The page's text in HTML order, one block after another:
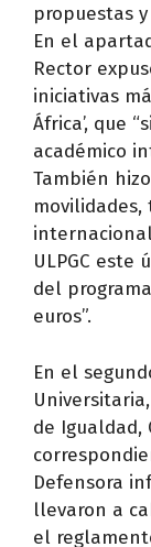
propuestas
En el
Rector
iniciativas
África’, que
académico
También
ULPGC este
del
euros”.
En el
de Igualdad,
Defensora
llevaron a
el